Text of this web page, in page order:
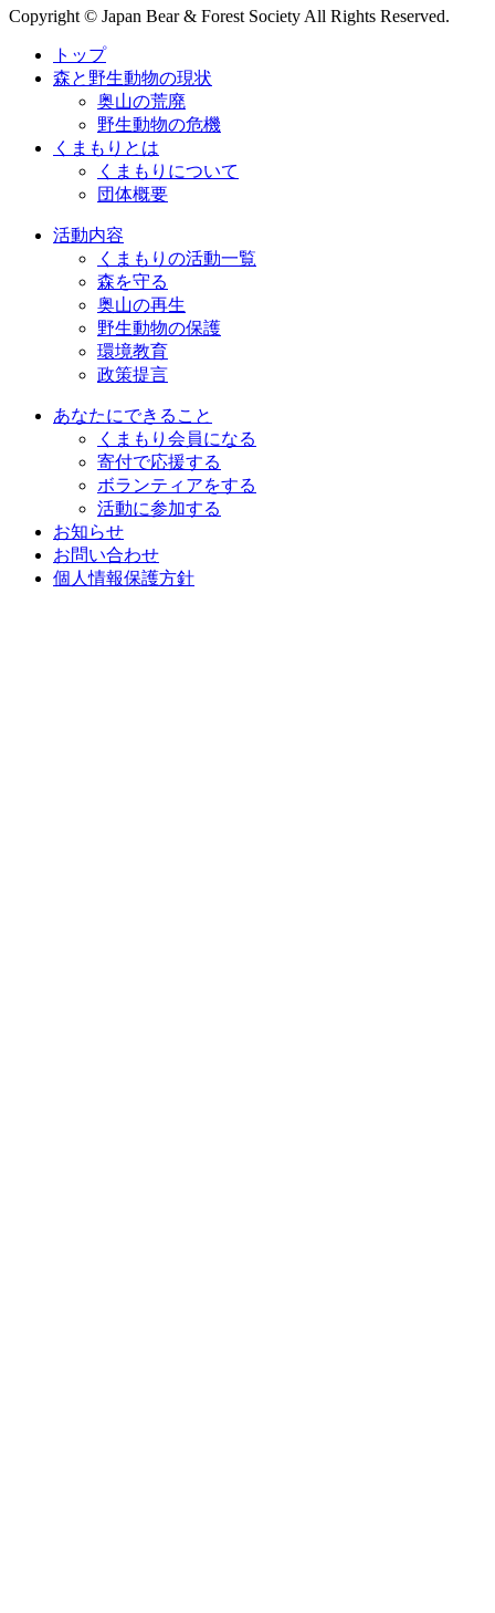
Copyright © Japan Bear & Forest Society All Rights Reserved.
トップ
森と野生動物の現状
奥山の荒廃
野生動物の危機
くまもりとは
くまもりについて
団体概要
活動内容
くまもりの活動一覧
森を守る
奥山の再生
野生動物の保護
環境教育
政策提言
あなたにできること
くまもり会員になる
寄付で応援する
ボランティアをする
活動に参加する
お知らせ
お問い合わせ
個人情報保護方針